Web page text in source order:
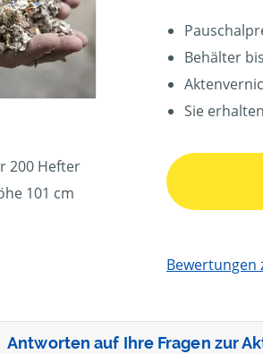
200 Hefter
101 cm
Behälter
Sie
Bewertungen
Antworten auf Ihre Fragen zur